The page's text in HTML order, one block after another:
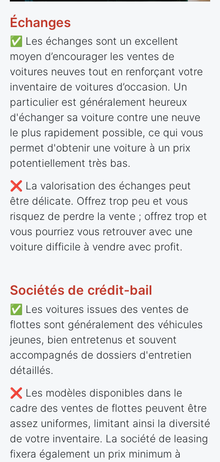
Échanges
✅ Les échanges sont un excellent
moyen d’encourager les ventes de
voitures neuves tout en renforçant votre
inventaire de voitures d’occasion. Un
particulier est généralement heureux
d'échanger sa voiture contre une neuve
le plus rapidement possible, ce qui vous
permet d'obtenir une voiture à un prix
potentiellement très bas.
❌ La valorisation des échanges peut
être délicate. Offrez trop peu et vous
risquez de perdre la vente ; offrez trop et
vous pourriez vous retrouver avec une
voiture difficile à vendre avec profit.
Sociétés de crédit-bail
✅ Les voitures issues des ventes de
flottes sont généralement des véhicules
jeunes, bien entretenus et souvent
accompagnés de dossiers d'entretien
détaillés.
❌ Les modèles disponibles dans le
cadre des ventes de flottes peuvent être
assez uniformes, limitant ainsi la diversité
de votre inventaire. La société de leasing
fixera également un prix minimum à